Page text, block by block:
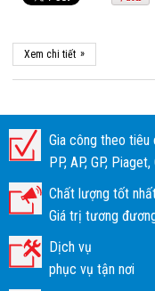
Xem chi tiết »
Gia công theo tiêu
PP, AP, GP,
Chất lượng tốt
Giá trị tương
Dịch vụ
phục vụ tận nơi